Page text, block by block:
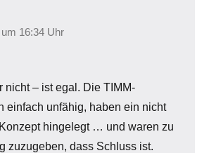
16:34 Uhr
nicht – ist egal. Die TIMM-
einfach unfähig, haben ein nicht
hingelegt … und waren zu
zuzugeben, dass Schluss ist.